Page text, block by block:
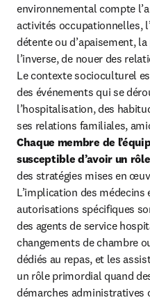
environnemental compte
activités occupationnelles,
détente ou d’apaisement,
l’inverse, de nouer des
Le contexte socioculturel
des événements qui se
l’hospitalisation, des
Chaque membre de
susceptible d’avoir un
des stratégies mises en
L’implication des
autorisations spécifiques
des agents de service
changements de chambre
dédiés au repas, et les
un rôle primordial quand
démarches